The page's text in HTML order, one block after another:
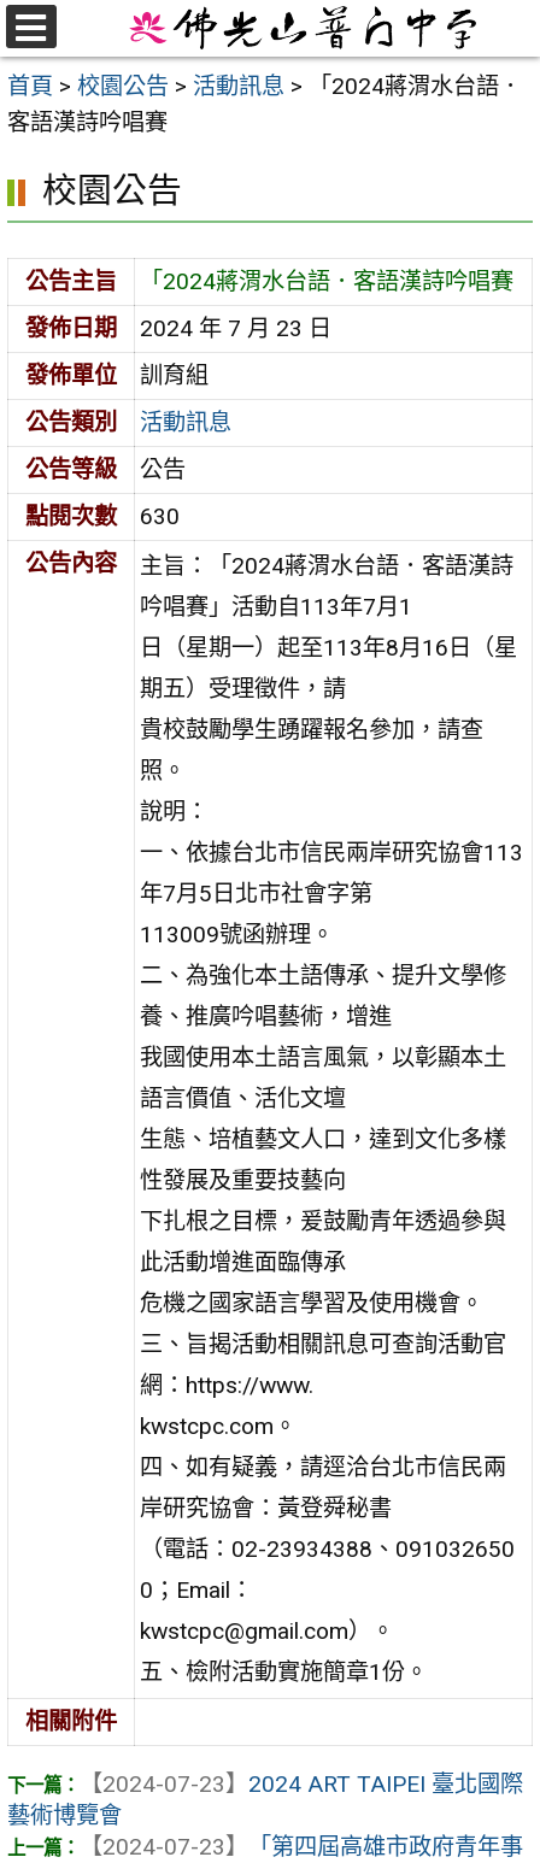
跳
至
主
要
首頁 > 校園公告 > 活動訊息 >
「2024蔣渭水台語．
客語漢詩吟唱賽
校園公告
公告主旨
「2024蔣渭水台語．客語漢詩吟唱賽
發佈日期
2024 年 7 月 23 日
發佈單位
訓育組
公告類別
活動訊息
公告等級
公告
點閱次數
630
公告內容
主旨：「2024蔣渭水台語．客語漢詩
吟唱賽」活動自113年7月1
日（星期一）起至113年8月16日（星
期五）受理徵件，請
貴校鼓勵學生踴躍報名參加，請查
照。
說明：
一、依據台北市信民兩岸研究協會113
年7月5日北市社會字第
113009號函辦理。
二、為強化本土語傳承、提升文學修
養、推廣吟唱藝術，增進
我國使用本土語言風氣，以彰顯本土
語言價值、活化文壇
生態、培植藝文人口，達到文化多樣
性發展及重要技藝向
下扎根之目標，爰鼓勵青年透過參與
此活動增進面臨傳承
危機之國家語言學習及使用機會。
三、旨揭活動相關訊息可查詢活動官
網：https://www.
kwstcpc.com。
四、如有疑義，請逕洽台北市信民兩
岸研究協會：黃登舜秘書
（電話：02-23934388、091032650
0；Email：
kwstcpc@gmail.com）。
五、檢附活動實施簡章1份。
相關附件
【2024-07-23】 2024 ART TAIPEI 臺北國際
藝術博覽會
【2024-07-23】
「第四屆高雄市政府青年事
選
單